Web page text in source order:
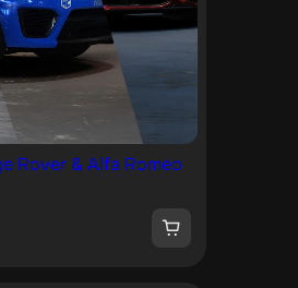
Rover & Alfa Romeo